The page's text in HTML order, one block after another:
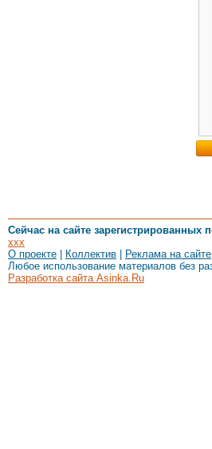
Сейчас на сайте зарегистрированных
xxx
О проекте
Коллектив Реклама на сайте
Любое использование материалов без
Разработка сайта Asinka.Ru